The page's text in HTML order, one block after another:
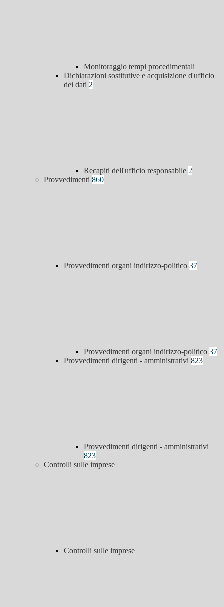
Monitoraggio tempi procedimentali
Dichiarazioni sostitutive e acquisizione d'ufficio
dei dati 2
Recapiti dell'ufficio responsabile 2
Provvedimenti 860
Provvedimenti organi indirizzo-politico 37
Provvedimenti organi indirizzo-politico 37
Provvedimenti dirigenti - amministrativi 823
Provvedimenti dirigenti - amministrativi
823
Controlli sulle imprese
Controlli sulle imprese